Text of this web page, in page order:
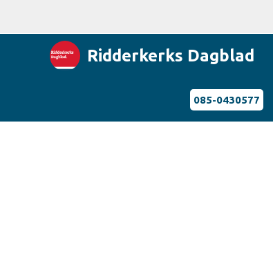
Ridderkerks Dagblad
085-0430577